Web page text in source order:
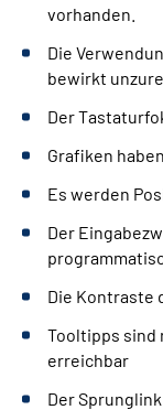
vorhanden.
Die
bewirkt
Der
Grafiken
Es werden
Der
Die Kontraste
Tooltipps sind
erreichbar
Der